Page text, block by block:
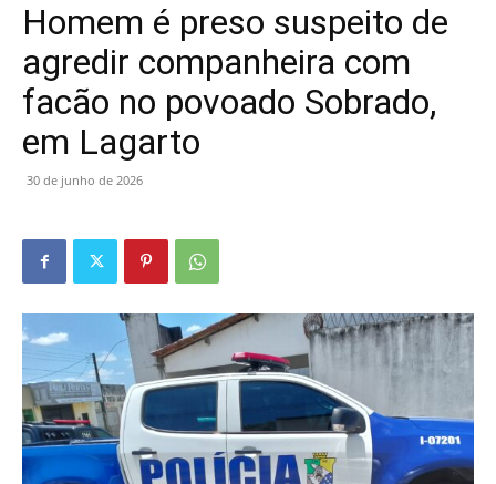
Homem é preso suspeito de
agredir companheira com
facão no povoado Sobrado,
em Lagarto
30 de junho de 2026